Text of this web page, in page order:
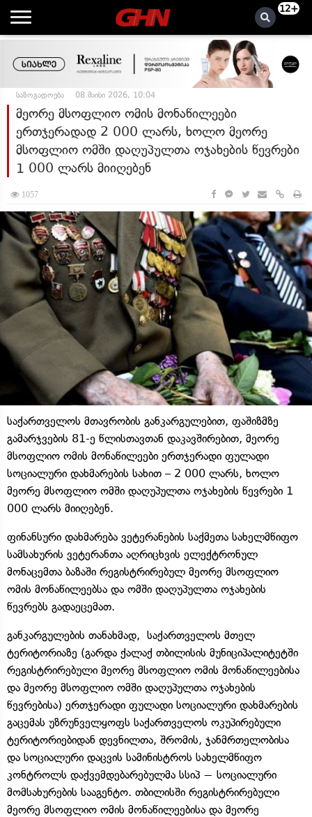
12+
საზოგადოება 08 მაისი 2026, 10:04
მეორე მსოფლიო ომის მონაწილეები
ერთჯერადად 2 000 ლარს, ხოლო მეორე
მსოფლიო ომში დაღუპულთა ოჯახების წევრები
1 000 ლარს მიიღებენ
1057
საქართველოს მთავრობის განკარგულებით, ფაშიზმზე
გამარჯვების 81-ე წლისთავთან დაკავშირებით, მეორე
მსოფლიო ომის მონაწილეები ერთჯერადი ფულადი
სოციალური დახმარების სახით – 2 000 ლარს, ხოლო
მეორე მსოფლიო ომში დაღუპულთა ოჯახების წევრები 1
000 ლარს მიიღებენ.
ფინანსური დახმარება ვეტერანების საქმეთა სახელმწიფო
სამსახურის ვეტერანთა აღრიცხვის ელექტრონულ
მონაცემთა ბაზაში რეგისტრირებულ მეორე მსოფლიო
ომის მონაწილეებსა და ომში დაღუპულთა ოჯახების
წევრებს გადაეცემათ.
განკარგულების თანახმად, საქართველოს მთელ
ტერიტორიაზე (გარდა ქალაქ თბილისის მუნიციპალიტეტში
რეგისტრირებული მეორე მსოფლიო ომის მონაწილეებისა
და მეორე მსოფლიო ომში დაღუპულთა ოჯახების
წევრებისა) ერთჯერადი ფულადი სოციალური დახმარების
გაცემას უზრუნველყოფს საქართველოს ოკუპირებული
ტერიტორიებიდან დევნილთა, შრომის, ჯანმრთელობისა
და სოციალური დაცვის სამინისტროს სახელმწიფო
კონტროლს დაქვემდებარებულმა სსიპ − სოციალური
მომსახურების სააგენტო. თბილისში რეგისტრირებული
მეორე მსოფლიო ომის მონაწილეებისა და მეორე